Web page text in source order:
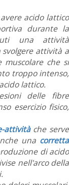
acido lattico
durante la
una attività
attività a
muscolare che si
troppo intenso,
lattico.
delle fibre
esercizio fisico,
attivitàche serve
una corretta
di acido
nell'arco della